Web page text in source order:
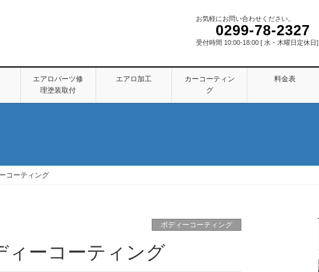
お気軽にお問い合わせください。
0299-78-2327
受付時間 10:00-18:00 [ 水・木曜日定休日]
エアロパーツ修
理塗装取付
エアロ加工
カーコーティン
グ
料金表
コーティング
ボディーコーティング
ーコーティング